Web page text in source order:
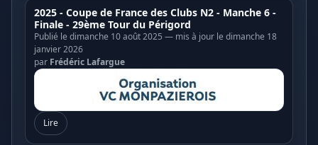
2025 - Coupe de France des Clubs N2 - Manche 6 -
Finale - 29ème Tour du Périgord
Publié le dimanche 10 août 2025 — mis à jour le dimanche 18
janvier 2026
par Frédéric Lafargue
Lire